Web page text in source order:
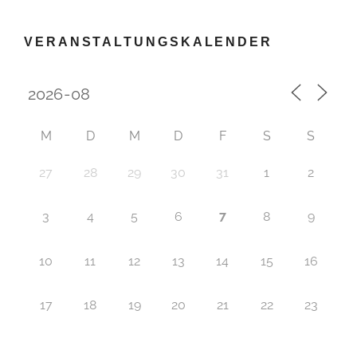
VERANSTALTUNGSKALENDER
M D M D F S S
27 28 29 30 31 1 2
3 4 5 6 7 8 9
10 11 12 13 14 15 16
17 18 19 20 21 22 23